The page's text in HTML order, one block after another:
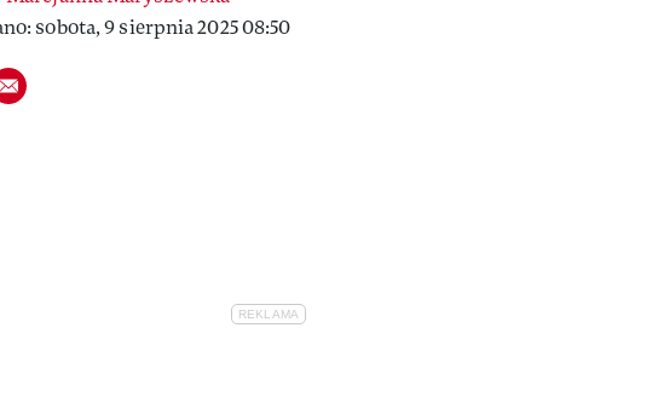
sobota, 9 sierpnia 2025 08:50
facebook
na whatsapp
mail do przyjaciela